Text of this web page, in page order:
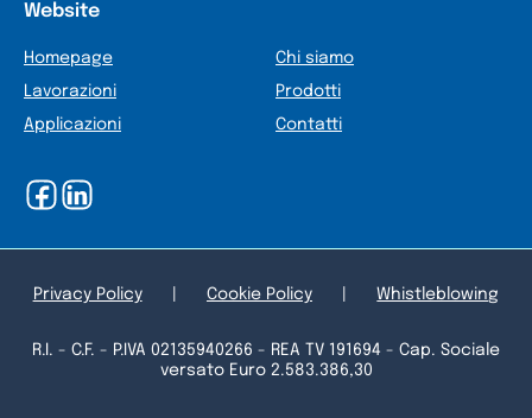
Website
Homepage
Chi siamo
Lavorazioni
Prodotti
Applicazioni
Contatti
Privacy Policy Cookie Policy Whistleblowing
R.I. - C.F. - P.IVA 02135940266 - REA TV 191694 - Cap. Sociale
versato Euro 2.583.386,30